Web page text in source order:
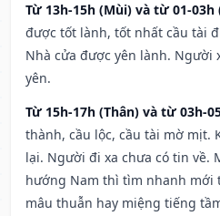
Từ 13h-15h (Mùi) và từ 01-03h
được tốt lành, tốt nhất cầu tài
Nhà cửa được yên lành.
yên.
Từ 15h-17h (Thân) và từ 03h-
thành, cầu lộc, cầu tài mờ mịt.
lại. Người đi xa chưa có tin về.
hướng Nam thì tìm nhanh mới
mâu thuẫn hay miệng tiếng